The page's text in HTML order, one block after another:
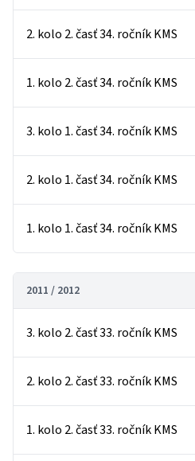
2. kolo 2. časť 34. ročník KMS
1. kolo 2. časť 34. ročník KMS
3. kolo 1. časť 34. ročník KMS
2. kolo 1. časť 34. ročník KMS
1. kolo 1. časť 34. ročník KMS
2011 / 2012
3. kolo 2. časť 33. ročník KMS
2. kolo 2. časť 33. ročník KMS
1. kolo 2. časť 33. ročník KMS